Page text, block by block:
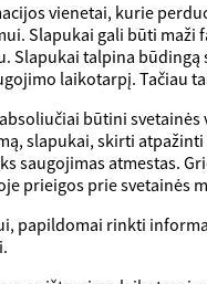
vienetai, kurie
Slapukai gali būti
talpina
laikotarpį. Tačiau
būtini
slapukai, skirti
saugojimas atmestas.
prieigos prie svetainės
papildomai rinkti